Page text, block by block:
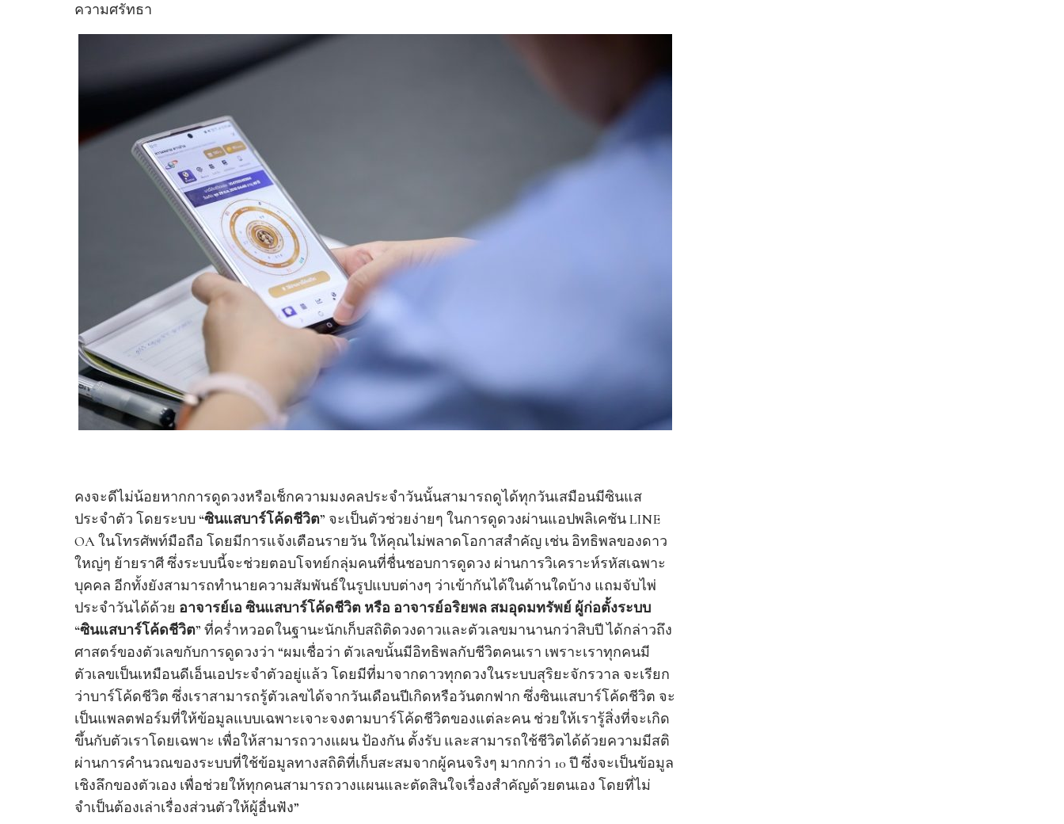
ความศรัทธา
คงจะดีไม่น้อยหากการดูดวงหรือเช็กความมงคลประจำวันนั้นสามารถดูได้ทุกวันเสมือนมีซินแส
ประจำตัว โดยระบบ “ซินแสบาร์โค้ดชีวิต” จะเป็นตัวช่วยง่ายๆ ในการดูดวงผ่านแอปพลิเคชัน LINE
OA ในโทรศัพท์มือถือ โดยมีการแจ้งเตือนรายวัน ให้คุณไม่พลาดโอกาสสำคัญ เช่น อิทธิพลของดาว
ใหญ่ๆ ย้ายราศี ซึ่งระบบนี้จะช่วยตอบโจทย์กลุ่มคนที่ชื่นชอบการดูดวง ผ่านการวิเคราะห์รหัสเฉพาะ
บุคคล อีกทั้งยังสามารถทำนายความสัมพันธ์ในรูปแบบต่างๆ ว่าเข้ากันได้ในด้านใดบ้าง แถมจับไพ่
ประจำวันได้ด้วย อาจารย์เอ ซินแสบาร์โค้ดชีวิต หรือ อาจารย์อริยพล สมอุดมทรัพย์ ผู้ก่อตั้งระบบ
“ซินแสบาร์โค้ดชีวิต” ที่คร่ำหวอดในฐานะนักเก็บสถิติดวงดาวและตัวเลขมานานกว่าสิบปี ได้กล่าวถึง
ศาสตร์ของตัวเลขกับการดูดวงว่า “ผมเชื่อว่า ตัวเลขนั้นมีอิทธิพลกับชีวิตคนเรา เพราะเราทุกคนมี
ตัวเลขเป็นเหมือนดีเอ็นเอประจำตัวอยู่แล้ว โดยมีที่มาจากดาวทุกดวงในระบบสุริยะจักรวาล จะเรียก
ว่าบาร์โค้ดชีวิต ซึ่งเราสามารถรู้ตัวเลขได้จากวันเดือนปีเกิดหรือวันตกฟาก ซึ่งซินแสบาร์โค้ดชีวิต จะ
เป็นแพลตฟอร์มที่ให้ข้อมูลแบบเฉพาะเจาะจงตามบาร์โค้ดชีวิตของแต่ละคน ช่วยให้เรารู้สิ่งที่จะเกิด
ขึ้นกับตัวเราโดยเฉพาะ เพื่อให้สามารถวางแผน ป้องกัน ตั้งรับ และสามารถใช้ชีวิตได้ด้วยความมีสติ
ผ่านการคำนวณของระบบที่ใช้ข้อมูลทางสถิติที่เก็บสะสมจากผู้คนจริงๆ มากกว่า 10 ปี ซึ่งจะเป็นข้อมูล
เชิงลึกของตัวเอง เพื่อช่วยให้ทุกคนสามารถวางแผนและตัดสินใจเรื่องสำคัญด้วยตนเอง โดยที่ไม่
จำเป็นต้องเล่าเรื่องส่วนตัวให้ผู้อื่นฟัง”